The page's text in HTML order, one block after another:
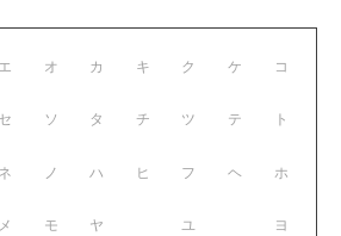
エ オ
セ ソ
ネ ノ
メ モ
カ キ ク ケ コ
タ チ ツ テ ト
ハ ヒ フ ヘ ホ
ヤ ユ ヨ